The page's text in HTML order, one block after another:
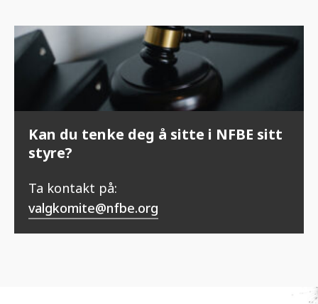
Kan du tenke deg å sitte i NFBE sitt
styre?
Ta kontakt på:
valgkomite@nfbe.org